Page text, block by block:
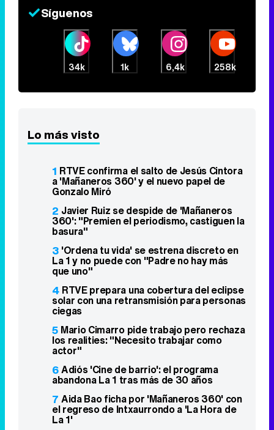
Síguenos
34k 1k 6,4k 258k
Lo más visto
1 RTVE confirma el salto de Jesús Cintora
a 'Mañaneros 360' y el nuevo papel de
Gonzalo Miró
2 Javier Ruiz se despide de 'Mañaneros
360': "Premien el periodismo, castiguen la
basura"
3 'Ordena tu vida' se estrena discreto en
La 1 y no puede con "Padre no hay más
que uno"
4 RTVE prepara una cobertura del eclipse
solar con una retransmisión para personas
ciegas
5 Mario Cimarro pide trabajo pero rechaza
los realities: "Necesito trabajar como
actor"
6Adiós 'Cine de barrio': el programa
abandona La 1 tras más de 30 años
7 Aida Bao ficha por 'Mañaneros 360' con
el regreso de Intxaurrondo a 'La Hora de
La 1'